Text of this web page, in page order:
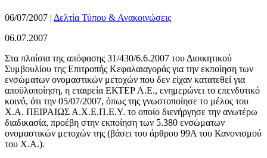
06/07/2007 | Δελτία Τύπου & Ανακοινώσεις
06.07.2007
Στα πλαίσια της απόφασης 31/430/6.6.2007 του Διοικητικού
Συμβουλίου της Επιτροπής Κεφαλαιαγοράς για την εκποίηση των
ενσώματων ονομαστικών μετοχών που δεν είχαν κατατεθεί για
αποϋλοποίηση, η εταιρεία ΕΚΤΕΡ Α.Ε., ενημερώνει το επενδυτικό
κοινό, ότι την 05/07/2007, όπως της γνωστοποίησε το μέλος του
Χ.Α. ΠΕΙΡΑΙΩΣ Α.Χ.Ε.Π.Ε.Υ. το οποίο διενήργησε την ανωτέρω
διαδικασία, προέβη στην εκποίηση των 5.380 ενσώματων
ονομαστικών μετοχών της (βάσει του άρθρου 99Α του Κανονισμού
του Χ.Α.).